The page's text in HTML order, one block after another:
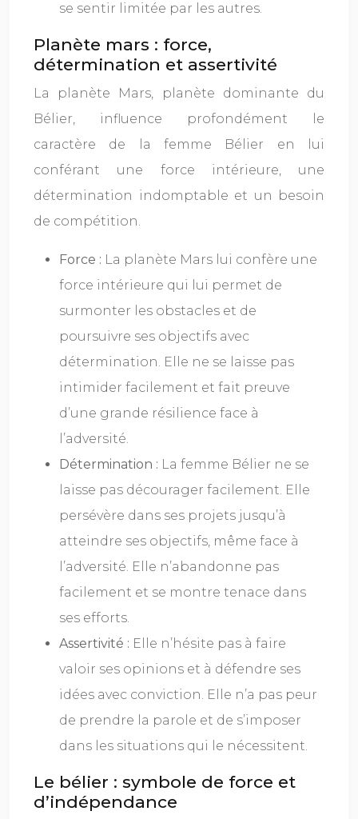
se sentir limitée par les autres.
Planète mars : force,
détermination et assertivité
La planète Mars, planète dominante du
Bélier, influence profondément le
caractère de la femme Bélier en lui
conférant une force intérieure, une
détermination indomptable et un besoin
de compétition.
Force : La planète Mars lui confère une
force intérieure qui lui permet de
surmonter les obstacles et de
poursuivre ses objectifs avec
détermination. Elle ne se laisse pas
intimider facilement et fait preuve
d’une grande résilience face à
l’adversité.
Détermination : La femme Bélier ne se
laisse pas décourager facilement. Elle
persévère dans ses projets jusqu’à
atteindre ses objectifs, même face à
l’adversité. Elle n’abandonne pas
facilement et se montre tenace dans
ses efforts.
Assertivité : Elle n’hésite pas à faire
valoir ses opinions et à défendre ses
idées avec conviction. Elle n’a pas peur
de prendre la parole et de s’imposer
dans les situations qui le nécessitent.
Le bélier : symbole de force et
d’indépendance